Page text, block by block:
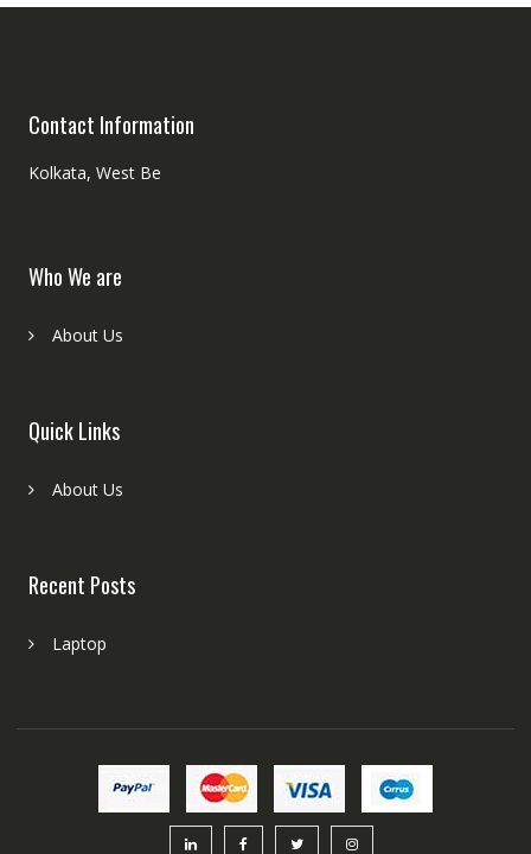
Contact Information
Kolkata, West Be
Who We are
About Us
Quick Links
About Us
Recent Posts
Laptop